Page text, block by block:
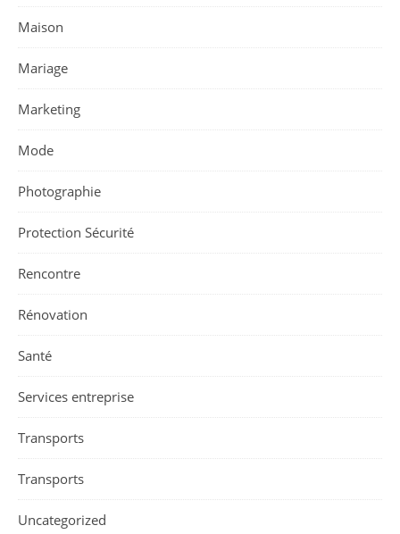
Maison
Mariage
Marketing
Mode
Photographie
Protection Sécurité
Rencontre
Rénovation
Santé
Services entreprise
Transports
Transports
Uncategorized